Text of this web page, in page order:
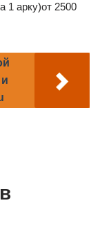
1 арку)от 2500